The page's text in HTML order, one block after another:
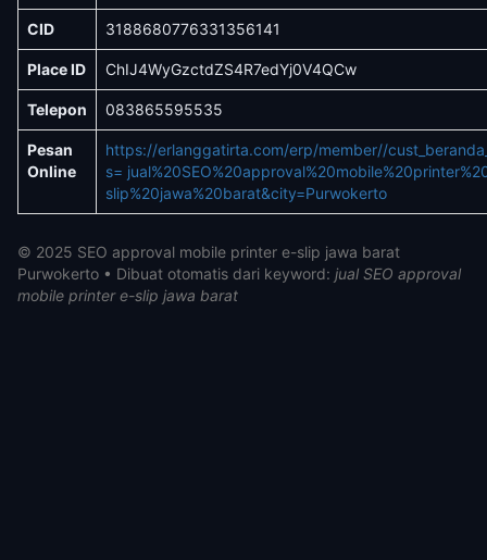
CID 3188680776331356141
Place ID ChIJ4WyGzctdZS4R7edYj0V4QCw
Telepon 083865595535
Pesan
Online
https://erlanggatirta.com/erp/member//
s=
slip%20jawa%20barat&city=Purwokerto
© 2025 SEO approval mobile printer e-slip jawa barat
Purwokerto • Dibuat otomatis dari keyword: jual SEO approval
mobile printer e-slip jawa barat